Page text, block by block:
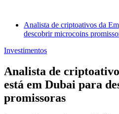
Analista de criptoativos da
descobrir microcoins
Investimentos
Analista de
está em Dubai para
promissoras